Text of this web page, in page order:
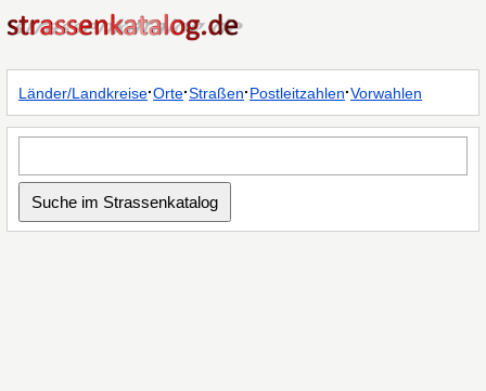
Länder/Landkreise·Orte·Straßen·Postleitzahlen·Vorwahlen